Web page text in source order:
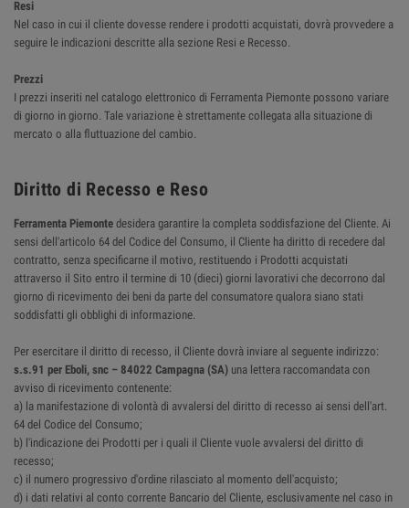
Resi
Nel caso in cui il cliente dovesse rendere i prodotti acquistati, dovrà provvedere a
seguire le indicazioni descritte alla sezione Resi e Recesso.
Prezzi
I prezzi inseriti nel catalogo elettronico di Ferramenta Piemonte possono variare
di giorno in giorno. Tale variazione è strettamente collegata alla situazione di
mercato o alla fluttuazione del cambio.
Diritto di Recesso e Reso
Ferramenta Piemonte desidera garantire la completa soddisfazione del Cliente. Ai
sensi dell'articolo 64 del Codice del Consumo, il Cliente ha diritto di recedere dal
contratto, senza specificarne il motivo, restituendo i Prodotti acquistati
attraverso il Sito entro il termine di 10 (dieci) giorni lavorativi che decorrono dal
giorno di ricevimento dei beni da parte del consumatore qualora siano stati
soddisfatti gli obblighi di informazione.
Per esercitare il diritto di recesso, il Cliente dovrà inviare al seguente indirizzo:
s.s.91 per Eboli, snc – 84022 Campagna (SA) una lettera raccomandata con
avviso di ricevimento contenente:
a) la manifestazione di volontà di avvalersi del diritto di recesso ai sensi dell'art.
64 del Codice del Consumo;
b) l'indicazione dei Prodotti per i quali il Cliente vuole avvalersi del diritto di
recesso;
c) il numero progressivo d'ordine rilasciato al momento dell'acquisto;
d) i dati relativi al conto corrente Bancario del Cliente, esclusivamente nel caso in